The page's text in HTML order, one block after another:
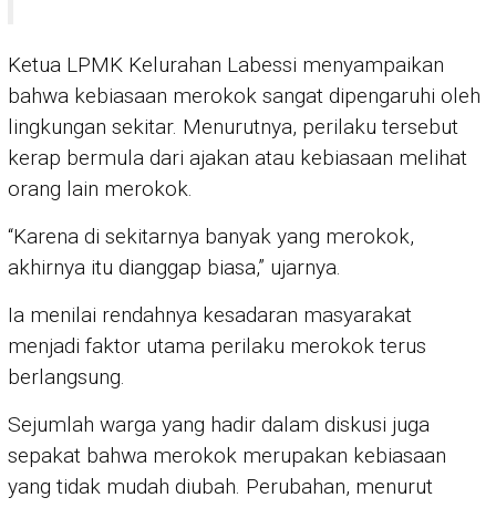
Ketua LPMK Kelurahan Labessi menyampaikan
bahwa kebiasaan merokok sangat dipengaruhi oleh
lingkungan sekitar. Menurutnya, perilaku tersebut
kerap bermula dari ajakan atau kebiasaan melihat
orang lain merokok.
“Karena di sekitarnya banyak yang merokok,
akhirnya itu dianggap biasa,” ujarnya.
Ia menilai rendahnya kesadaran masyarakat
menjadi faktor utama perilaku merokok terus
berlangsung.
Sejumlah warga yang hadir dalam diskusi juga
sepakat bahwa merokok merupakan kebiasaan
yang tidak mudah diubah. Perubahan, menurut